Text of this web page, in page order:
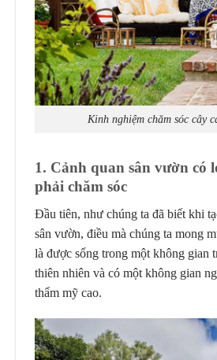
Kinh nghiệm chăm sóc cây
1. Cảnh quan sân vườn có
phải chăm sóc
Đầu tiên, như chúng ta đã biết khi
sân vườn, điều mà chúng ta mong
là được sống trong một không gian
thiên nhiên và có một không gian
thẩm mỹ cao.